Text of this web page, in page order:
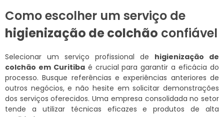
Como escolher um serviço de
higienização de colchão confiável
Selecionar um serviço profissional de higienização de
colchão em Curitibaé crucial para garantir a eficácia do
processo. Busque referências e experiências anteriores de
outros negócios, e não hesite em solicitar demonstrações
dos serviços oferecidos. Uma empresa consolidada no setor
tende a utilizar técnicas eficazes e produtos de alta